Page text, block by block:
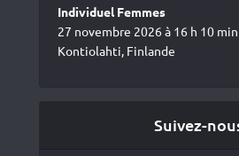
Individuel Femmes
27 novembre 2026 à 16 h 10
Kontiolahti, Finlande
Suivez-